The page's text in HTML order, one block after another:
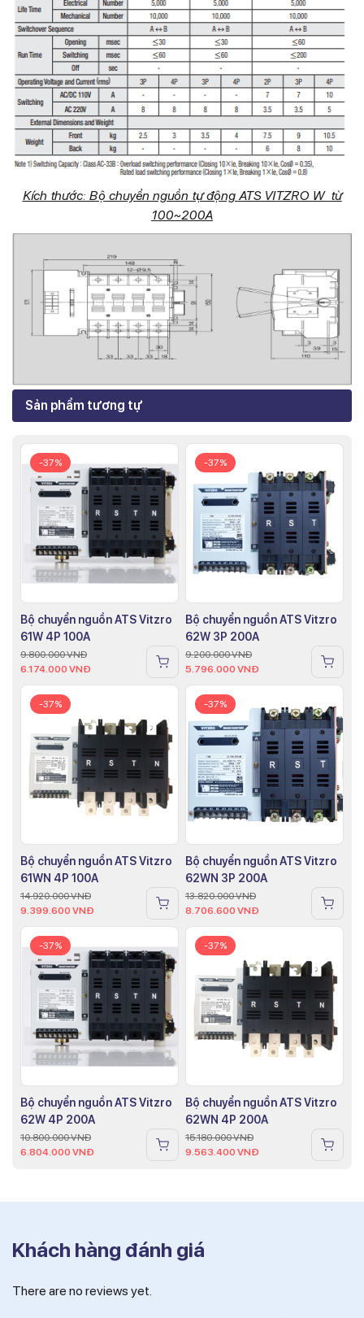
Kích thước: Bộ chuyển nguồn tự động ATS VITZRO W từ
100~200A
Sản phẩm tương tự
-37%
Bộ chuyển nguồn ATS Vitzro
61W 4P 100A
9.800.000VNĐ
6.174.000 VNĐ
-37%
Bộ chuyển nguồn ATS Vitzro
62W 3P 200A
9.200.000VNĐ
5.796.000 VNĐ
-37%
Bộ chuyển nguồn ATS Vitzro
61WN 4P 100A
14.920.000VNĐ
9.399.600 VNĐ
-37%
Bộ chuyển nguồn ATS Vitzro
62WN 3P 200A
13.820.000VNĐ
8.706.600 VNĐ
-37%
Bộ chuyển nguồn ATS Vitzro
62W 4P 200A
10.800.000VNĐ
6.804.000 VNĐ
-37%
Bộ chuyển nguồn ATS Vitzro
62WN 4P 200A
15.180.000VNĐ
9.563.400 VNĐ
Khách hàng đánh giá
There are no reviews yet.